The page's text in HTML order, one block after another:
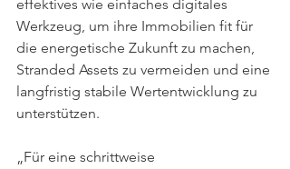
effektives wie einfaches digitales
Werkzeug, um ihre Immobilien fit für
die energetische Zukunft zu machen,
Stranded Assets zu vermeiden und eine
langfristig stabile Wertentwicklung zu
unterstützen.
„Für eine schrittweise